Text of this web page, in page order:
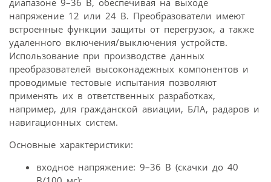
напряжение 12 или 24 В. Преобразователи имеют
встроенные функции защиты от перегрузок, а также
удаленного включения/выключения устройств.
Использование при производстве данных
преобразователей высоконадежных компонентов и
проводимые тестовые испытания позволяют
применять их в ответственных разработках,
например, для гражданской авиации, БЛА, радаров и
навигационных систем.
Основные характеристики:
входное напряжение: 9–36 В (скачки до 40